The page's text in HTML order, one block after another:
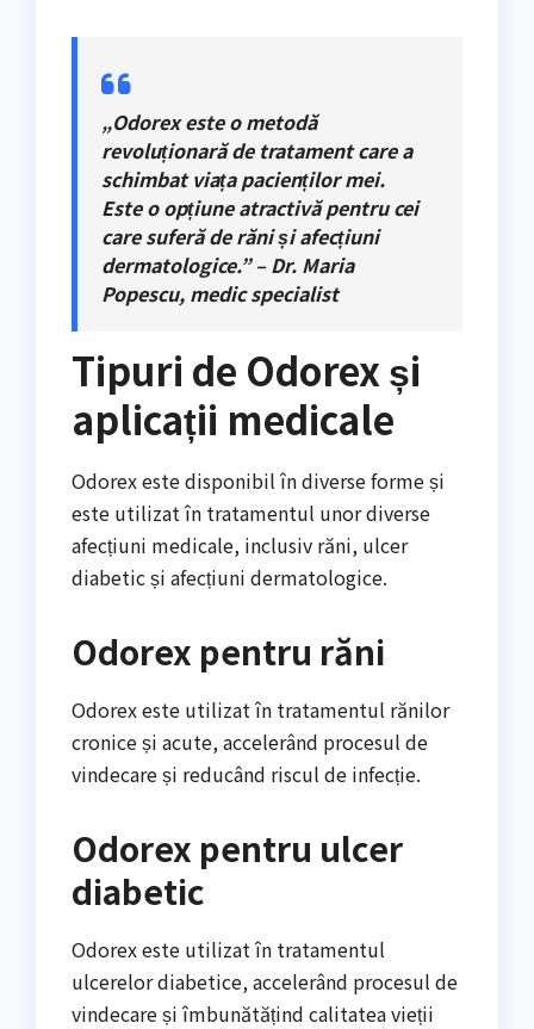
„Odorex este o metodă
revoluționară de tratament care a
schimbat viața pacienților mei.
Este o opțiune atractivă pentru cei
care suferă de răni și afecțiuni
dermatologice.” – Dr. Maria
Popescu, medic specialist
Tipuri de Odorex și
aplicații medicale
Odorex este disponibil în diverse forme și
este utilizat în tratamentul unor diverse
afecțiuni medicale, inclusiv răni, ulcer
diabetic și afecțiuni dermatologice.
Odorex pentru răni
Odorex este utilizat în tratamentul rănilor
cronice și acute, accelerând procesul de
vindecare și reducând riscul de infecție.
Odorex pentru ulcer
diabetic
Odorex este utilizat în tratamentul
ulcerelor diabetice, accelerând procesul de
vindecare și îmbunătățind calitatea vieții